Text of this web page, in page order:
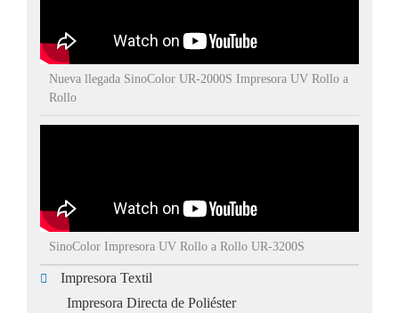
Nueva llegada SinoColor UR-2000S Impresora UV Rollo a
Rollo
SinoColor Impresora UV Rollo a Rollo UR-3200S
Impresora Textil
Impresora Directa de Poliéster